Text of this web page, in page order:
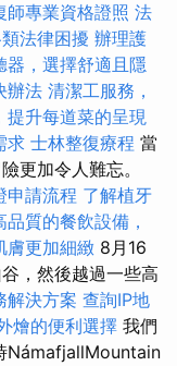
師專業資格證照 法
法律困擾 辦理護
器，選擇舒適且隱
辦法 清潔工服務，
提升每道菜的呈現
求 士林整復療程 當
更加令人難忘。
申請流程 了解植牙
品質的餐飲設備，
膚更加細緻 8月16
，然後越過一些高
解決方案 查詢IP地
燴的便利選擇 我們
NámafjallMountain